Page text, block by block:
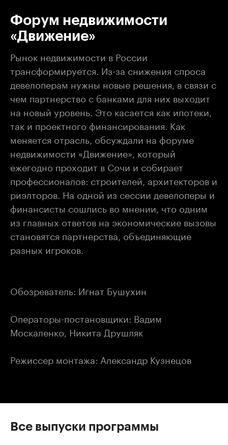
Форум недвижимости
«Движение»
Рынок недвижимости в России
трансформируется. Из-за снижения спроса
девелоперам нужны новые решения, в связи с
чем партнерство с банками для них выходит
на новый уровень. Это касается как ипотеки,
так и проектного финансирования. Как
меняется отрасль, обсуждали на форуме
недвижимости «Движение», который
ежегодно проходит в Сочи и собирает
профессионалов: строителей, архитекторов и
риэлторов. На одной из сессии девелоперы и
финансисты сошлись во мнении, что одним
из главных ответов на экономические вызовы
становятся партнерства, объединяющие
разных игроков.
Обозреватель: Игнат Бушухин
Операторы-постановщики: Вадим
Москаленко, Никита Друшляк
Режиссер монтажа: Александр Кузнецов
Все выпуски программы